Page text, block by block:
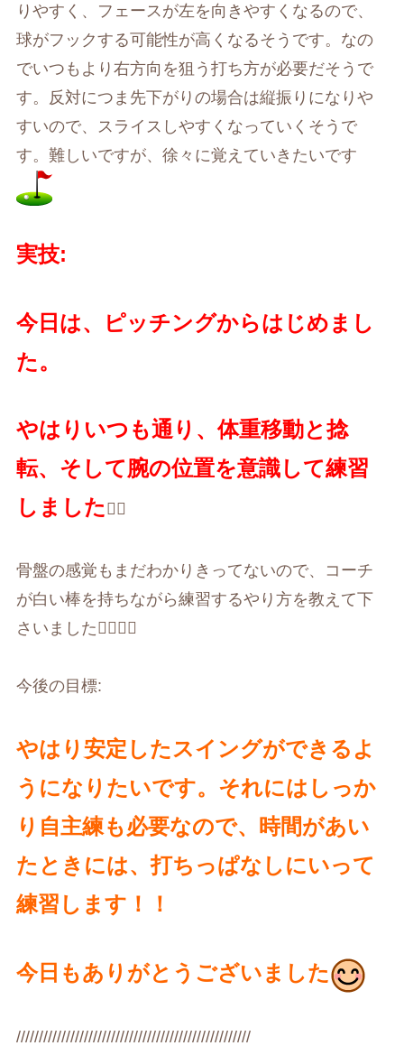
りやすく、フェースが左を向きやすくなるので、
球がフックする可能性が高くなるそうです。なの
でいつもより右方向を狙う打ち方が必要だそうで
す。反対につま先下がりの場合は縦振りになりや
すいので、スライスしやすくなっていくそうで
す。難しいですが、徐々に覚えていきたいです
実技:
今日は、ピッチングからはじめまし
た。
やはりいつも通り、体重移動と捻
転、そして腕の位置を意識して練習
しました 🏌️‍♀️
骨盤の感覚もまだわかりきってないので、コーチ
が白い棒を持ちながら練習するやり方を教えて下
さいました🏌️‍♀️🏌️‍♀️
今後の目標:
やはり安定したスイングができるよ
うになりたいです。それにはしっか
り自主練も必要なので、時間があい
たときには、打ちっぱなしにいって
練習します！！
今日もありがとうございました
////////////////////////////////////////////////////